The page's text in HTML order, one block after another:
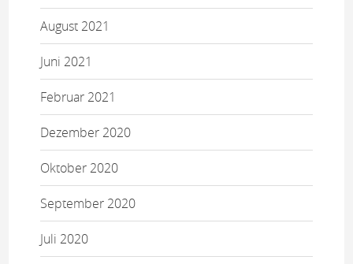
August 2021
Juni 2021
Februar 2021
Dezember 2020
Oktober 2020
September 2020
Juli 2020